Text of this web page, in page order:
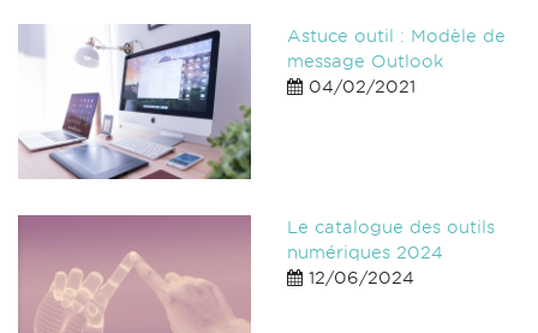
Astuce outil : Modèle de
message Outlook
04/02/2021
Le catalogue des outils
numériques 2024
12/06/2024